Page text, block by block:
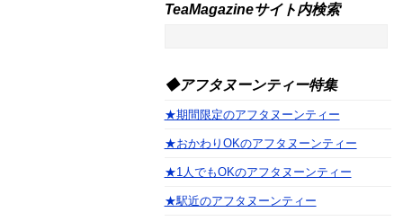
TeaMagazineサイト内検索
◆アフタヌーンティー特集
★期間限定のアフタヌーンティー
★おかわりOKのアフタヌーンティー
★1人でもOKのアフタヌーンティー
★駅近のアフタヌーンティー